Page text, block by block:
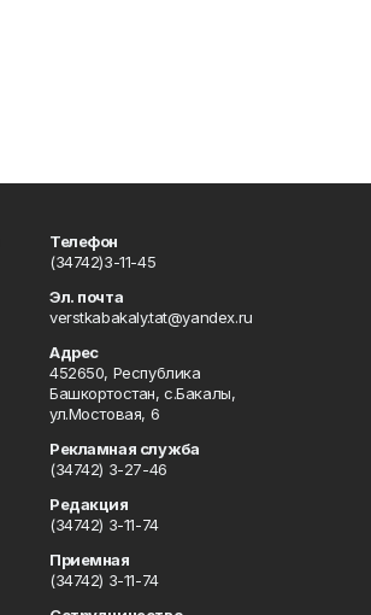
Телефон
(34742)3-11-45
Эл. почта
verstkabakaly.tat@yandex.ru
Адрес
452650, Республика
Башкортостан, с.Бакалы,
ул.Мостовая, 6
Рекламная служба
(34742) 3-27-46
Редакция
(34742) 3-11-74
Приемная
(34742) 3-11-74